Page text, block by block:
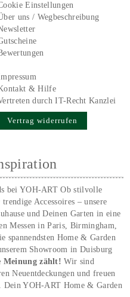
Einstellungen
uns / Wegbeschreibung
& Hilfe
durch IT-Recht Kanzlei
Vertrag widerrufen
bei YOH‑ART Ob stilvolle
Accessoires – unsere
und Deinen Garten in eine
Messen in Paris, Birmingham,
spannendsten Home & Garden
Showroom in Duisburg
Meinung zählt!Wir sind
Neuentdeckungen und freuen
Dein YOH‑ART Home & Garden